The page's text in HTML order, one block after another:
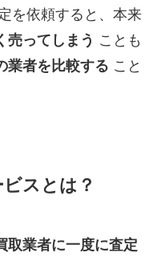
を依頼すると、本来
売ってしまう ことも
業者を比較する こと
スとは？
取業者に一度に査定